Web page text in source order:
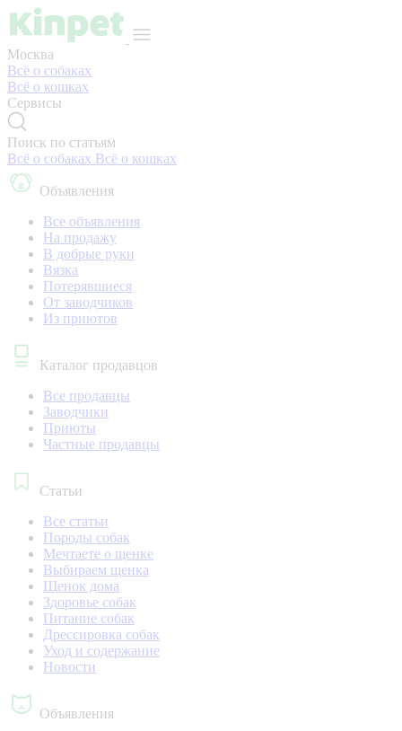
Москва
Всё о собаках
Всё о кошках
Сервисы
Поиск по статьям
Всё о собаках Всё о кошках
Объявления
Все объявления
На продажу
В добрые руки
Вязка
Потерявшиеся
От заводчиков
Из приютов
Каталог продавцов
Все продавцы
Заводчики
Приюты
Частные продавцы
Статьи
Все статьи
Породы собак
Мечтаете о щенке
Выбираем щенка
Щенок дома
Здоровье собак
Питание собак
Дрессировка собак
Уход и содержание
Новости
Объявления